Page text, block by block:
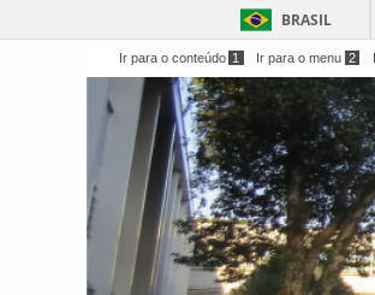
BRASIL
Ir para o conteúdo 1 Ir para o menu 2